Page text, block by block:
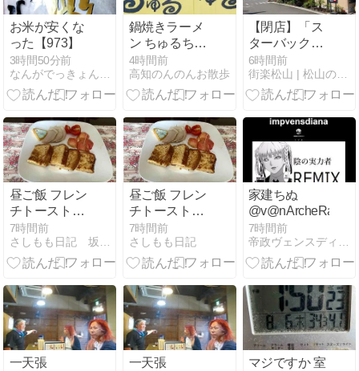
お米が安くな
った【973】
3時間50分前
鍋焼きラーメ
ン ちゅるちゅ
るへ
4時間前
高知のんのんお散歩
【閉店】「ス
ターバックス
コーヒー 松山
湊町店」が10
月26日で営業
定なし、跡地
の今後にも注
目
6時間前
街楽松山 | 松山の街を“オモシロク”するブログ
昼ご飯 フレン
チトーストで
した
7時間前
昼ご飯 フレン
チトーストで
した
7時間前
さしもも日記
家建ちぬ
@v@nArcheRage
7時間前
一天張 一天張
マジですか 室